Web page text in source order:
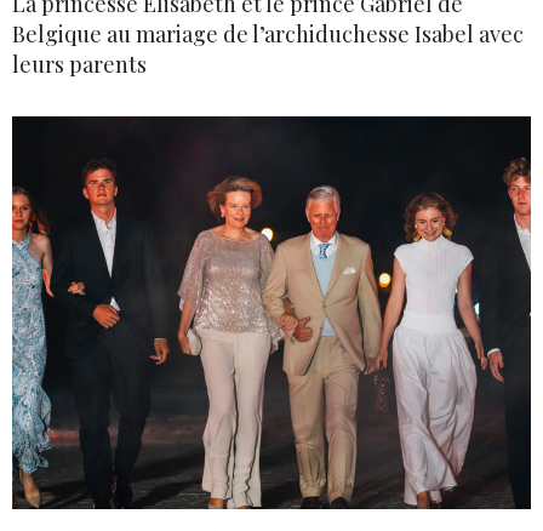
Belgique au mariage de l’archiduchesse Isabel avec
leurs parents